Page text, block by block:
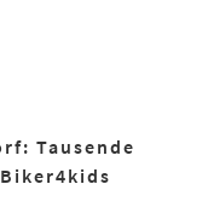
Tausende